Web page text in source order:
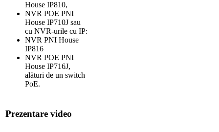
House IP810,
NVR POE PNI
House IP710J sau
cu NVR-urile cu IP:
NVR PNI House
IP816
NVR POE PNI
House IP716J,
alături de un switch
PoE.
Prezentare video